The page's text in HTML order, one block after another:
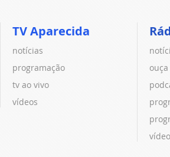
TV Aparecida
notícias
programação
tv ao vivo
vídeos